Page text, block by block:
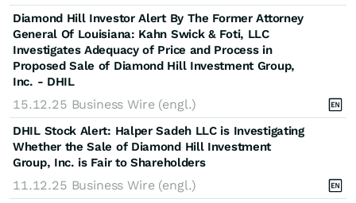
Diamond Hill Investor Alert By The Former Attorney
General Of Louisiana: Kahn Swick & Foti, LLC
Investigates Adequacy of Price and Process in
Proposed Sale of Diamond Hill Investment Group,
Inc. - DHIL
15.12.25 Business Wire (engl.)
DHIL Stock Alert: Halper Sadeh LLC is Investigating
Whether the Sale of Diamond Hill Investment
Group, Inc. is Fair to Shareholders
11.12.25 Business Wire (engl.)